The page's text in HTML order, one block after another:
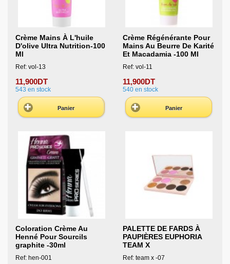
Crème Mains À L'huile
D'olive Ultra Nutrition-100
Ml
Ref: vol-13
11,900DT
543 en stock
Panier
Crème Régénérante Pour
Mains Au Beurre De Karité
Et Macadamia -100 Ml
Ref: vol-11
11,900DT
540 en stock
Panier
Coloration Crème Au
Henné Pour Sourcils
graphite -30ml
Ref: hen-001
PALETTE DE FARDS À
PAUPIÈRES EUPHORIA
TEAM X
Ref: team x -07